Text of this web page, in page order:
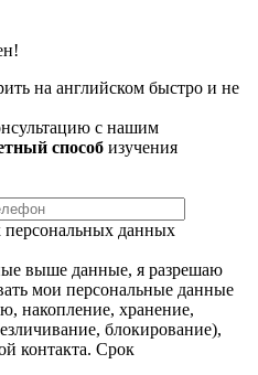
на английском быстро и не
с нашим
способ изучения
персональных данных
выше данные, я разрешаю
мои персональные данные
накопление, хранение,
блокирование),
контакта. Срок